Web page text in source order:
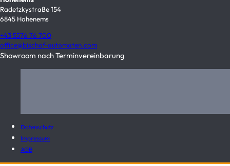
Radetzkystraße 154
6845 Hohenems
+43 5576 76 700
office@bischof-automaten.com
Showroom nach Terminvereinbarung
Datenschutz
Impressum
AGB